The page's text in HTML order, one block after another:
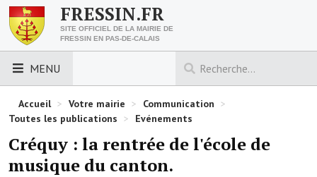
FRESSIN.FR
SITE OFFICIEL DE LA MAIRIE DE
FRESSIN EN PAS-DE-CALAIS
MENU
LES ESSENTIELS
Découvrez Fressin
Venir à Fressin
Accueil > Votre mairie > Communication >
Toutes les publications > Evénements
Créquy : la rentrée de l'école de
musique du canton.